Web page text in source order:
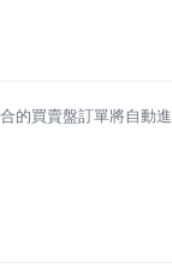
的買賣盤訂單將自動進